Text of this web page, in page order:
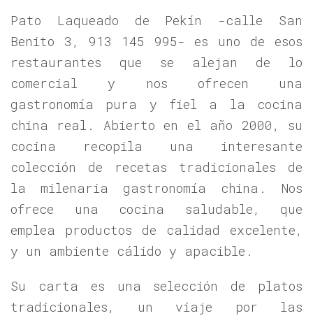
Pato Laqueado de Pekín -calle San
Benito 3, 913 145 995- es uno de esos
restaurantes que se alejan de lo
comercial y nos ofrecen una
gastronomía pura y fiel a la cocina
china real. Abierto en el año 2000, su
cocina recopila una interesante
colección de recetas tradicionales de
la milenaria gastronomía china. Nos
ofrece una cocina saludable, que
emplea productos de calidad excelente,
y un ambiente cálido y apacible.
Su carta es una selección de platos
tradicionales, un viaje por las